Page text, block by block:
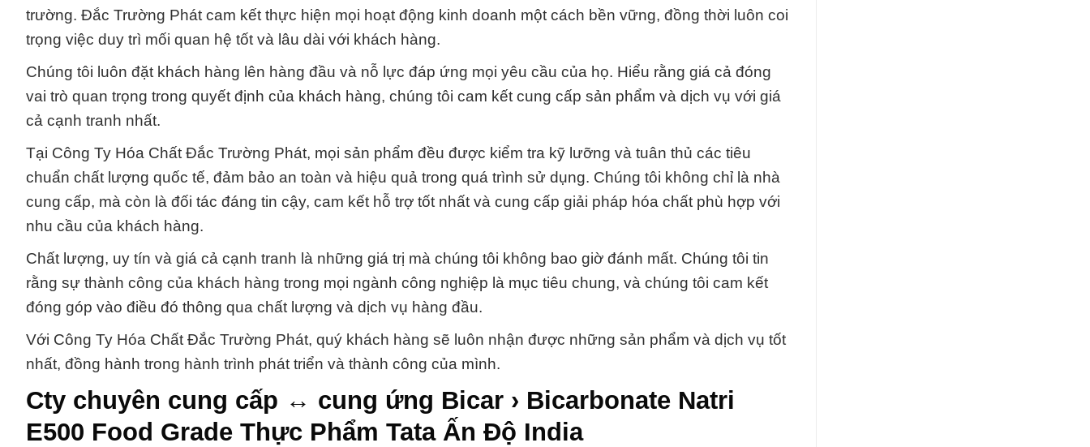
trường. Đắc Trường Phát cam kết thực hiện mọi hoạt động kinh doanh một cách bền vững, đồng thời luôn coi
trọng việc duy trì mối quan hệ tốt và lâu dài với khách hàng.
Chúng tôi luôn đặt khách hàng lên hàng đầu và nỗ lực đáp ứng mọi yêu cầu của họ. Hiểu rằng giá cả đóng
vai trò quan trọng trong quyết định của khách hàng, chúng tôi cam kết cung cấp sản phẩm và dịch vụ với giá
cả cạnh tranh nhất.
Tại Công Ty Hóa Chất Đắc Trường Phát, mọi sản phẩm đều được kiểm tra kỹ lưỡng và tuân thủ các tiêu
chuẩn chất lượng quốc tế, đảm bảo an toàn và hiệu quả trong quá trình sử dụng. Chúng tôi không chỉ là nhà
cung cấp, mà còn là đối tác đáng tin cậy, cam kết hỗ trợ tốt nhất và cung cấp giải pháp hóa chất phù hợp với
nhu cầu của khách hàng.
Chất lượng, uy tín và giá cả cạnh tranh là những giá trị mà chúng tôi không bao giờ đánh mất. Chúng tôi tin
rằng sự thành công của khách hàng trong mọi ngành công nghiệp là mục tiêu chung, và chúng tôi cam kết
đóng góp vào điều đó thông qua chất lượng và dịch vụ hàng đầu.
Với Công Ty Hóa Chất Đắc Trường Phát, quý khách hàng sẽ luôn nhận được những sản phẩm và dịch vụ tốt
nhất, đồng hành trong hành trình phát triển và thành công của mình.
Cty chuyên cung cấp ↔ cung ứng Bicar › Bicarbonate Natri
E500 Food Grade Thực Phẩm Tata Ấn Độ India